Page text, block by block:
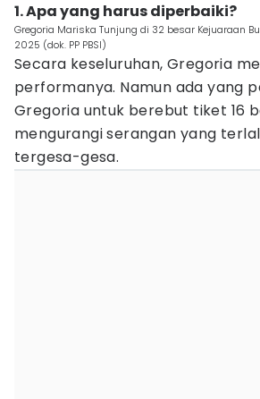
1. Apa yang harus diperbaiki?
Gregoria Mariska Tunjung di 32 besar Kejuaraan
2025 (dok. PP PBSI)
Secara keseluruhan, Gregoria
performanya. Namun ada yang
Gregoria untuk berebut tiket 16
mengurangi serangan yang
tergesa-gesa.